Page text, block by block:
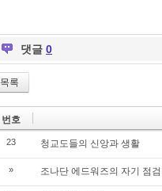
댓글 0
목록
번호
23 청교도들의 신앙과 생활
» 조나단 에드워즈의 자기 점